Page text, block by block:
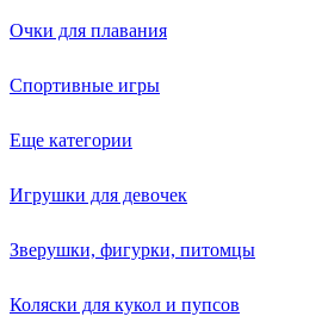
Очки для плавания
Спортивные игры
Еще категории
Игрушки для девочек
Зверушки, фигурки, питомцы
Коляски для кукол и пупсов